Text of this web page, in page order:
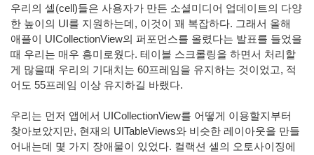
우리의 셀(cell)들은 사용자가 만든 소셜미디어 업데이트의 다양
한 높이의 UI를 지원하는데, 이것이 꽤 복잡하다. 그래서 올해
애플이 UICollectionView의 퍼포먼스를 올렸다는 발표를 들었을
때 우리는 매우 흥미로웠다. 테이블 스크롤링을 하면서 처리할
게 많을때 우리의 기대치는 60프레임을 유지하는 것이었고, 적
어도 55프레임 이상 유지하길 바랬다.
우리는 먼저 앱에서 UICollectionView를 어떻게 이용할지부터
찾아보았지만, 현재의 UITableViews와 비슷한 레이아웃을 만들
어내는데 몇 가지 장애물이 있었다. 컬랙션 셀의 오토사이징에